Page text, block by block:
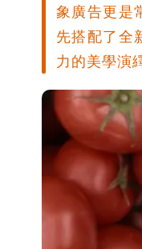
象廣告更是
先搭配了全
力的美學演